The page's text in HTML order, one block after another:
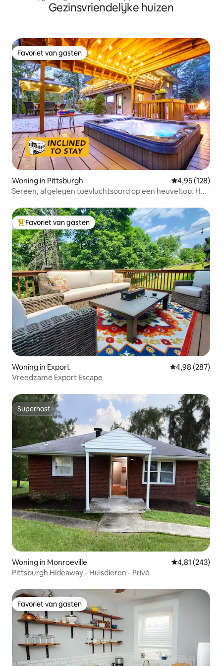
Gezinsvriendelijke huizen
Favoriet van gasten
Favoriet van gasten
Woning in Pittsburgh Gemiddelde
4,95 (128)
Sereen, afgelegen toevluchtsoord op een heuveltop. Hot
Topfavoriet van gasten
Favoriet van gasten
Woning in Export Gemiddelde
4,98 (287)
Vreedzame Export Escape
Superhost
Superhost
Woning in Monroeville Gemiddelde
4,81 (243)
Pittsburgh Hideaway - Huisdieren - Privé
Favoriet van gasten
Favoriet van gasten